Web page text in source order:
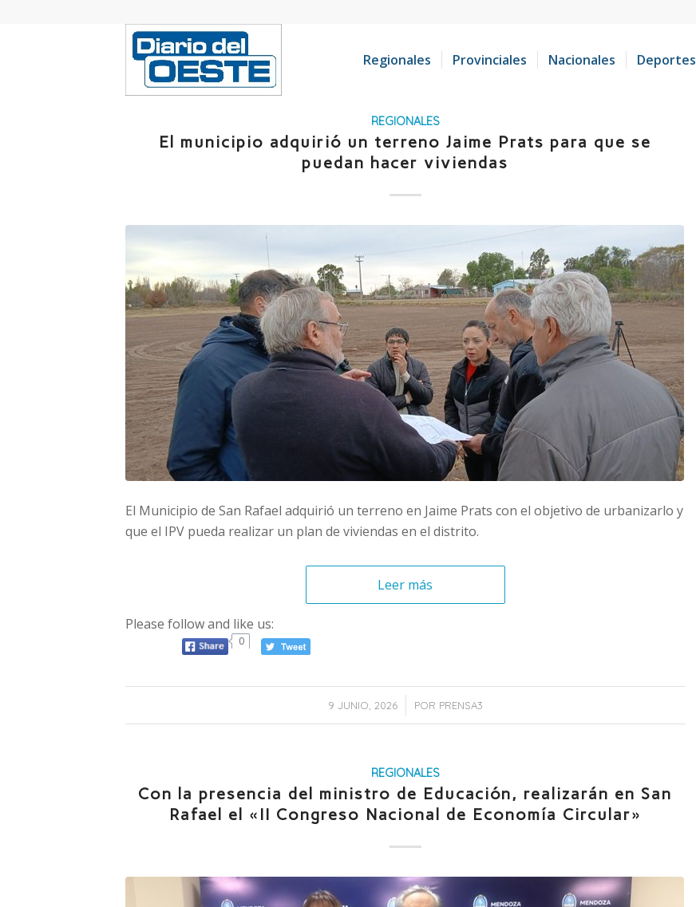
Regionales Provinciales Nacionales Deportes
REGIONALES
El municipio adquirió un terreno Jaime Prats para que se
puedan hacer viviendas
El Municipio de San Rafael adquirió un terreno en Jaime Prats con el objetivo de urbanizarlo y
que el IPV pueda realizar un plan de viviendas en el distrito.
Leer más
Please follow and like us:
0
9 JUNIO, 2026
/ POR PRENSA3
REGIONALES
Con la presencia del ministro de Educación, realizarán en San
Rafael el «II Congreso Nacional de Economía Circular»